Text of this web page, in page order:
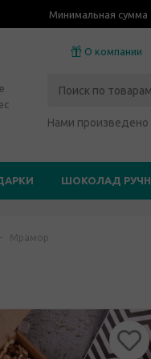
Минимальная сумма
О компании
Нами
ШОКОЛАД
- Мрамор